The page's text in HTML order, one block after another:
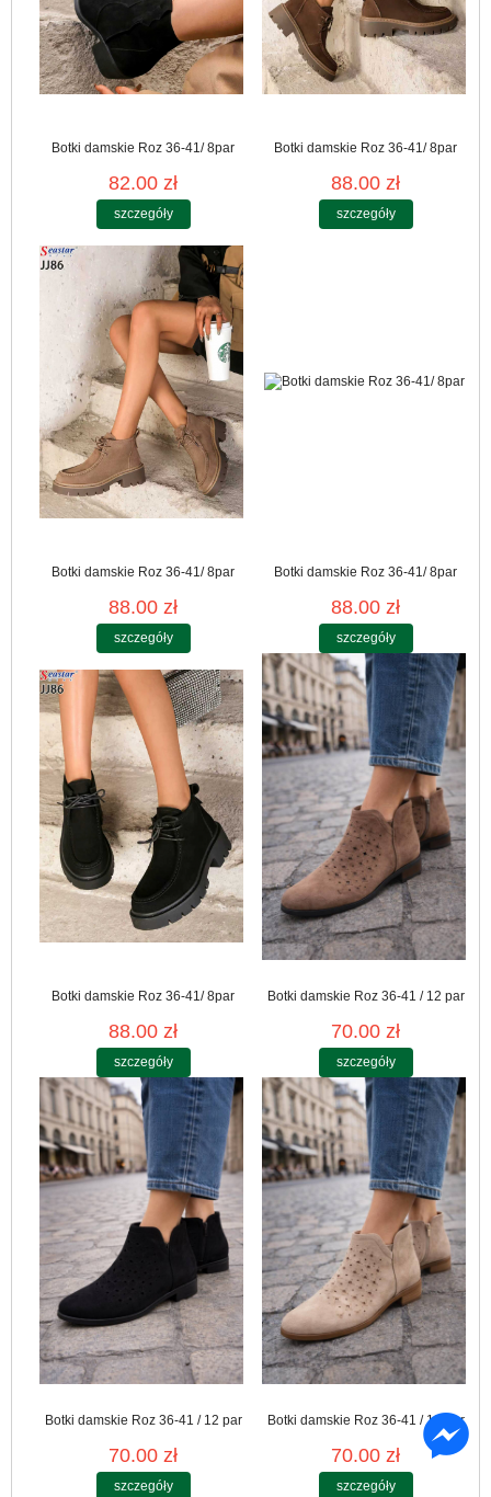
Botki damskie Roz 36-41/ 8par
82.00 zł
szczegóły
Botki damskie Roz 36-41/ 8par
88.00 zł
szczegóły
Botki damskie Roz 36-41/ 8par
88.00 zł
szczegóły
Botki damskie Roz 36-41/ 8par
88.00 zł
szczegóły
Botki damskie Roz 36-41/ 8par
88.00 zł
szczegóły
Botki damskie Roz 36-41 / 12 par
70.00 zł
szczegóły
Botki damskie Roz 36-41 / 12 par
70.00 zł
szczegóły
Botki damskie Roz 36-41 / 12 par
70.00 zł
szczegóły